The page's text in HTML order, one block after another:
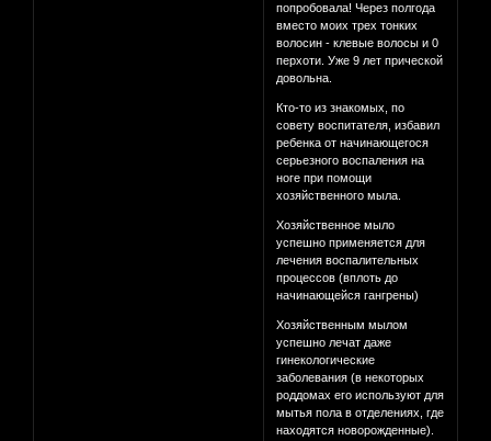
попробовала! Через полгода
вместо моих трех тонких
волосин - клевые волосы и 0
перхоти. Уже 9 лет прической
довольна.
Кто-то из знакомых, по
совету воспитателя, избавил
ребенка от начинающегося
серьезного воспаления на
ноге при помощи
хозяйственного мыла.
Хозяйственное мыло
успешно применяется для
лечения воспалительных
процессов (вплоть до
начинающейся гангрены)
Хозяйственным мылом
успешно лечат даже
гинекологические
заболевания (в некоторых
роддомах его используют для
мытья пола в отделениях, где
находятся новорожденные).